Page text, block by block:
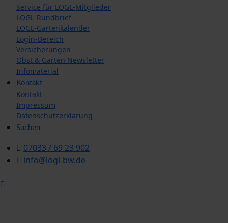
Service für LOGL-Mitglieder
LOGL-Rundbrief
LOGL-Gartenkalender
Login-Bereich
Versicherungen
Obst & Garten Newsletter
Infomaterial
Kontakt
Kontakt
Impressum
Datenschutzerklärung
Suchen
07033 / 69 23 902
info@logl-bw.de